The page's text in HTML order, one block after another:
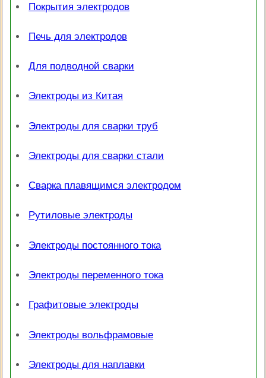
Покрытия электродов
Печь для электродов
Для подводной сварки
Электроды из Китая
Электроды для сварки труб
Электроды для сварки стали
Сварка плавящимся электродом
Рутиловые электроды
Электроды постоянного тока
Электроды переменного тока
Графитовые электроды
Электроды вольфрамовые
Электроды для наплавки